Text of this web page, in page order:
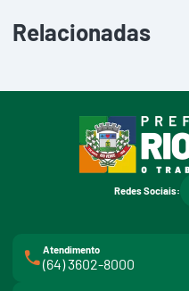
Relacionadas
Redes Sociais:
Atendimento
(64) 3602-8000